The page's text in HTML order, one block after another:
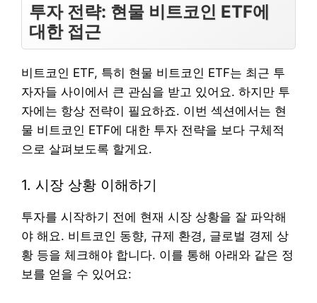
투자 전략: 현물 비트코인 ETF에
대한 접근
비트코인 ETF, 특히 현물 비트코인 ETF는 최근 투
자자들 사이에서 큰 관심을 받고 있어요. 하지만 투
자에는 항상 전략이 필요하죠. 이번 섹션에서는 현
물 비트코인 ETF에 대한 투자 전략을 보다 구체적
으로 살펴보도록 할게요.
1. 시장 상황 이해하기
투자를 시작하기 전에 현재 시장 상황을 잘 파악해
야 해요. 비트코인 동향, 규제 환경, 글로벌 경제 상
황 등을 체크해야 합니다. 이를 통해 아래와 같은 정
보를 얻을 수 있어요: